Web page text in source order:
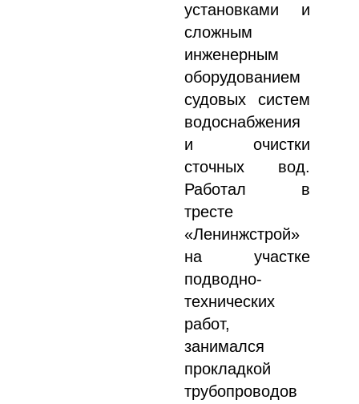
установками и
сложным
инженерным
оборудованием
судовых систем
водоснабжения
и очистки
сточных вод.
Работал в
тресте
«Ленинжстрой»
на участке
подводно-
технических
работ,
занимался
прокладкой
трубопроводов